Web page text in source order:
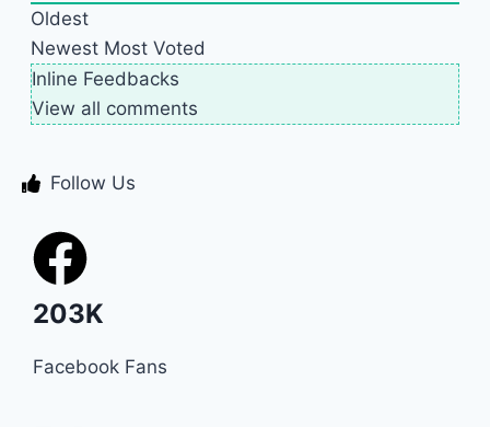
Oldest
Newest Most Voted
Inline Feedbacks
View all comments
Follow Us
203K
Facebook Fans